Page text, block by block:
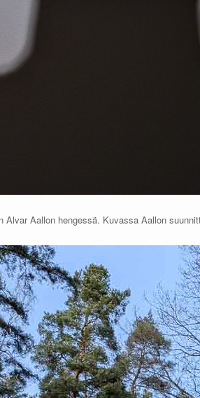
Alvar Aallon hengessä. Kuvassa Aallon